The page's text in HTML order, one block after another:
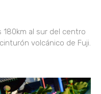
180km al sur del centro
volcánico de Fuji.